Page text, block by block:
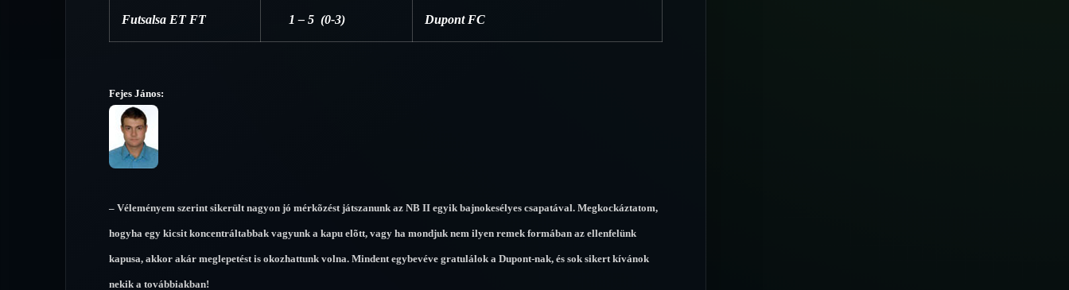
Futsalsa ET FT 1 – 5 (0-3) Dupont FC
Fejes János:
– Véleményem szerint sikerült nagyon jó mérkõzést játszanunk az NB II egyik bajnokesélyes csapatával. Megkockáztatom,
hogyha egy kicsit koncentráltabbak vagyunk a kapu elõtt, vagy ha mondjuk nem ilyen remek formában az ellenfelünk
kapusa, akkor akár meglepetést is okozhattunk volna. Mindent egybevéve gratulálok a Dupont-nak, és sok sikert kívánok
nekik a továbbiakban!